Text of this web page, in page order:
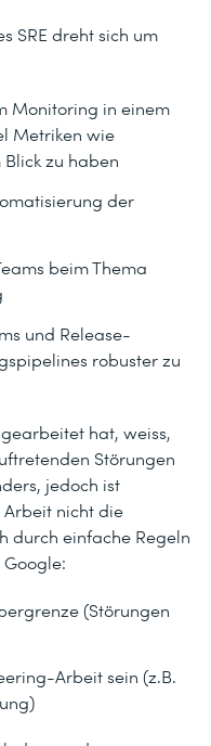
SRE dreht sich um
Monitoring in einem
Metriken wie
zu haben
der
beim Thema
und Release-
robuster zu
hat, weiss,
Störungen
jedoch ist
Arbeit nicht die
durch einfache Regeln
(Störungen
Arbeit sein (z.B.